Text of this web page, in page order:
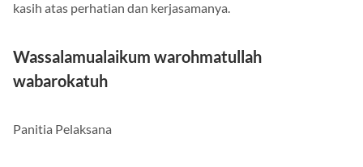
kasih atas perhatian dan kerjasamanya.
Wassalamualaikum warohmatullah
wabarokatuh
Panitia Pelaksana